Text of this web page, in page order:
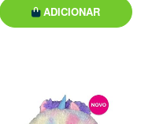
ADICIONAR